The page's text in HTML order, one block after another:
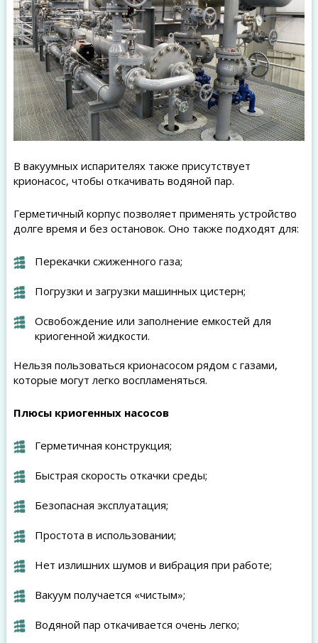
В вакуумных испарителях также присутствует
крионасос, чтобы откачивать водяной пар.
Герметичный корпус позволяет применять устройство
долге время и без остановок. Оно также подходят для:
Перекачки сжиженного газа;
Погрузки и загрузки машинных цистерн;
Освобождение или заполнение емкостей для
криогенной жидкости.
Нельзя пользоваться крионасосом рядом с газами,
которые могут легко воспламеняться.
Плюсы криогенных насосов
Герметичная конструкция;
Быстрая скорость откачки среды;
Безопасная эксплуатация;
Простота в использовании;
Нет излишних шумов и вибрация при работе;
Вакуум получается «чистым»;
Водяной пар откачивается очень легко;